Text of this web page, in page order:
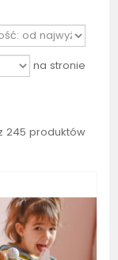
na stronie
245 produktów